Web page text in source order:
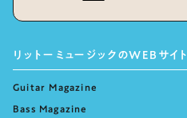
リットーミュージックのWEBサイト
Guitar Magazine
Bass Magazine